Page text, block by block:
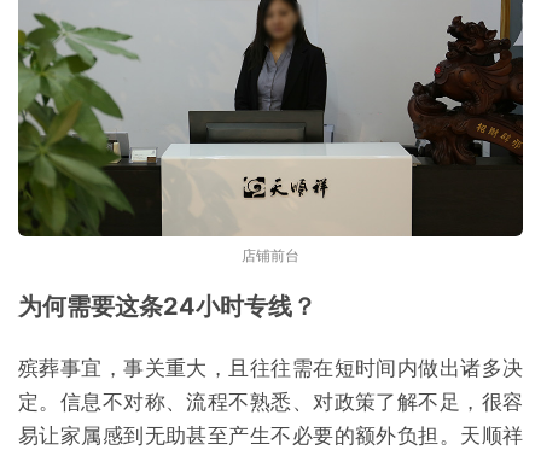
店铺前台
为何需要这条24小时专线？
殡葬事宜，事关重大，且往往需在短时间内做出诸多决
定。信息不对称、流程不熟悉、对政策了解不足，很容
易让家属感到无助甚至产生不必要的额外负担。天顺祥